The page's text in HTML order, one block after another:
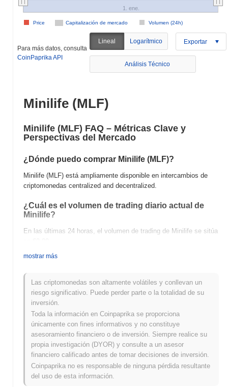
Capitalización de mercado Volumen (24h)
Price
1. ene.
Para más datos, consulta
CoinPaprika API
Lineal Logarítmico Exportar
Análisis Técnico
Minilife (MLF)
Minilife (MLF) FAQ – Métricas Clave y
Perspectivas del Mercado
¿Dónde puedo comprar Minilife (MLF)?
Minilife (MLF) está ampliamente disponible en intercambios de
criptomonedas centralized and decentralized.
¿Cuál es el volumen de trading diario actual de
Minilife?
En las últimas 24 horas, el volumen de trading de Minilife se sitúa
¿Cuál es el historial del rango de precios de
Máximo Histórico (ATH): €0.000351
Mínimo Histórico (ATL): €0.00
Minilife se negocia actualmente~1.28%por debajo de su ATH .
¿Cómo se está desempeñando Minilife en
comparación con el mercado cripto en general?
En los últimos 7 días, Minilife ha ganó
, quedando por
debajo del mercado cripto general que registró una ganancia del
0.30%
mostrar más
Las criptomonedas son altamente volátiles y conllevan un
riesgo significativo. Puede perder parte o la totalidad de su
inversión.
Toda la información en Coinpaprika se proporciona
únicamente con fines informativos y no constituye
asesoramiento financiero o de inversión. Siempre realice su
propia investigación (DYOR) y consulte a un asesor
financiero calificado antes de tomar decisiones de inversión.
Coinpaprika no es responsable de ninguna pérdida resultante
del uso de esta información.